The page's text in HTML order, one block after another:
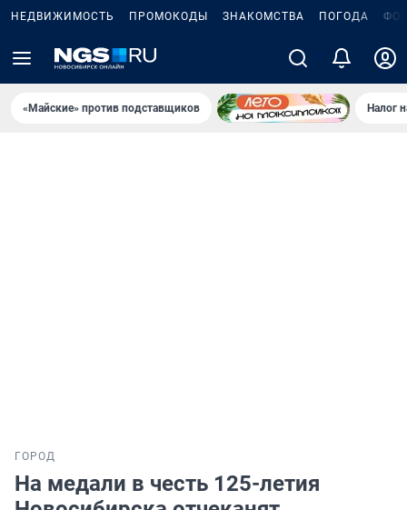
НЕДВИЖИМОСТЬ ПРОМОКОДЫ ЗНАКОМСТВА ПОГОДА
«Майские» против подставщиков Налог
ГОРОД
На медали в честь 125-летия